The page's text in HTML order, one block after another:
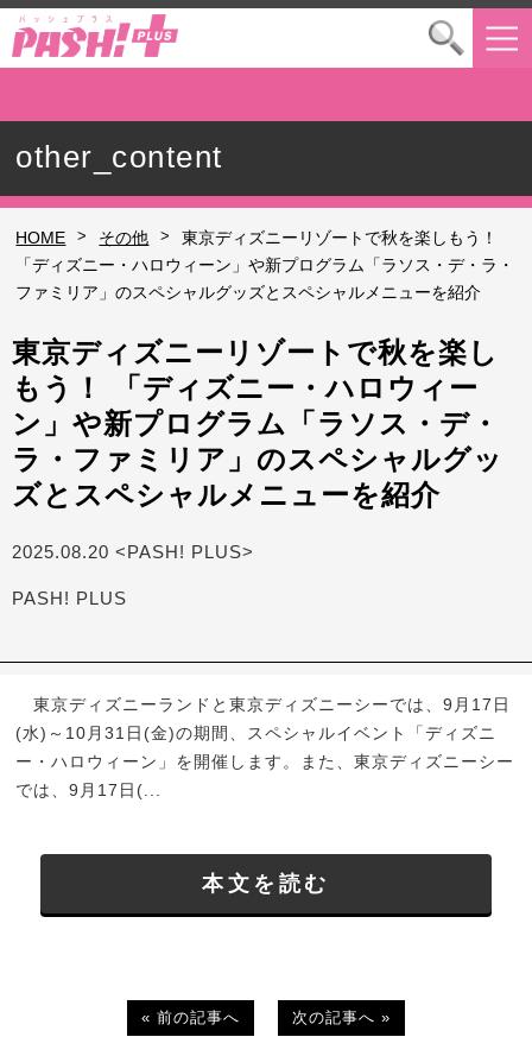
other_content
HOME > その他 >
東京ディズニーリゾートで秋を楽しもう！
「ディズニー・ハロウィーン」や新プログラム「ラソス・デ・ラ・
ファミリア」のスペシャルグッズとスペシャルメニューを紹介
東京ディズニーリゾートで秋を楽し
もう！ 「ディズニー・ハロウィー
ン」や新プログラム「ラソス・デ・
ラ・ファミリア」のスペシャルグッ
ズとスペシャルメニューを紹介
2025.08.20 <PASH! PLUS>
PASH! PLUS
東京ディズニーランドと東京ディズニーシーでは、9月17日
(水)～10月31日(金)の期間、スペシャルイベント「ディズニ
ー・ハロウィーン」を開催します。また、東京ディズニーシー
では、9月17日(...
本文を読む
« 前の記事へ 次の記事へ »